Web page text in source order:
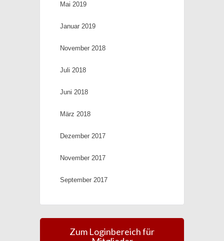
Mai 2019
Januar 2019
November 2018
Juli 2018
Juni 2018
März 2018
Dezember 2017
November 2017
September 2017
Zum Loginbereich für